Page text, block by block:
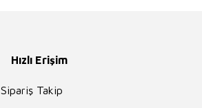
Hızlı Erişim
Sipariş Takip